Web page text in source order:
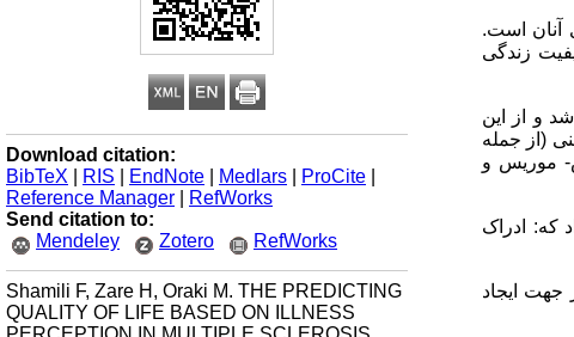
Download citation:
BibTeX
RIS EndNote Medlars ProCite
Reference Manager
RefWorks
Send citation to:
Mendeley
Zotero RefWorks
Shamili F, Zare H, Oraki M. THE PREDICTING
QUALITY OF LIFE BASED ON ILLNESS
آنان است.
زندگی
و از این
(از جمله
موریس و
که: ادراک
جهت ایجاد